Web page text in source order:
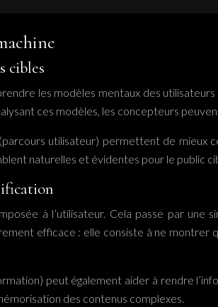
cibles
les modèles mentaux des
ces modèles, les concepteurs
(parcours utilisateur) permettent de mieux
naturelles et évidentes pour le public
à l’utilisateur. Cela passe par
efficace : elle consiste à ne montrer
peut également aider à rendre
des contenus complexes.